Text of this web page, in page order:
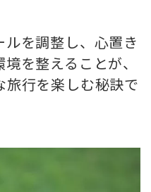
を調整し、心置き
を整えることが、
旅行を楽しむ秘訣で